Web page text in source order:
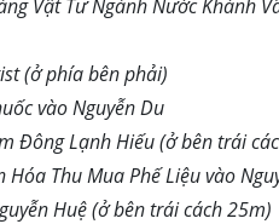
Vật Tư Ngành Nước Khánh
(ở phía bên phải)
vào Nguyễn Du
Đông Lạnh Hiếu (ở bên trái
Hóa Thu Mua Phế Liệu vào
Huệ (ở bên trái cách 25m)